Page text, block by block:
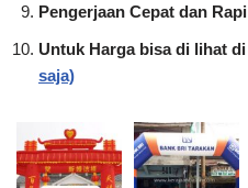
Pengerjaan Cepat dan Rapi
Untuk Harga bisa di lihat di
saja)